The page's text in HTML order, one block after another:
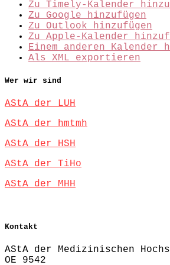
Zu Timely-Kalender
Zu Google hinzufügen
Zu Outlook hinzufügen
Zu Apple-Kalender
Einem anderen Kalender
Als XML exportieren
Wer wir sind
AStA der LUH
AStA der hmtmh
AStA der HSH
AStA der TiHo
AStA der MHH
Kontakt
AStA der Medizinischen
OE 9542